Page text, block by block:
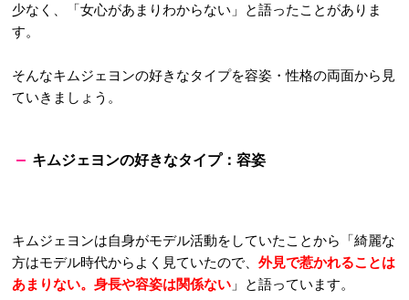
少なく、「女心があまりわからない」と語ったことがありま
す。
そんなキムジェヨンの好きなタイプを容姿・性格の両面から見
ていきましょう。
キムジェヨンの好きなタイプ：容姿
キムジェヨンは自身がモデル活動をしていたことから「綺麗な
方はモデル時代からよく見ていたので、 外見で惹かれることは
あまりない。身長や容姿は関係ない 」と語っています。